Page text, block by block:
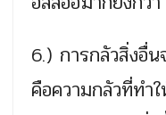
6.) การกลัวสิ่งอื่
คือความกลัวที่ทำ